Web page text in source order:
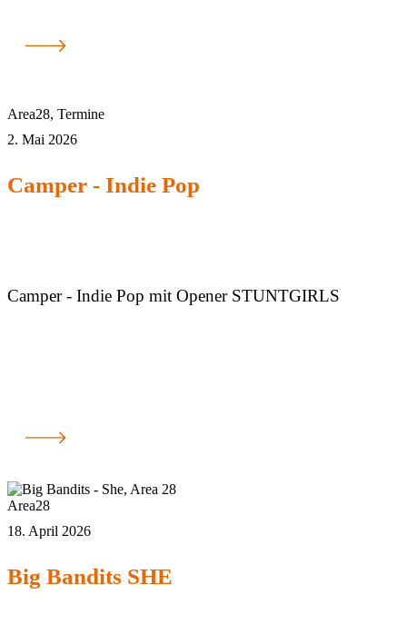
Area28, Termine
2. Mai 2026
Camper - Indie Pop
Camper - Indie Pop mit Opener STUNTGIRLS
Area28
18. April 2026
Big Bandits SHE